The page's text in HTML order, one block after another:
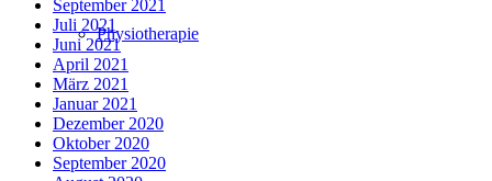
Physiotherapie
September 2021
Juli 2021
Juni 2021
April 2021
März 2021
Januar 2021
Dezember 2020
Oktober 2020
September 2020